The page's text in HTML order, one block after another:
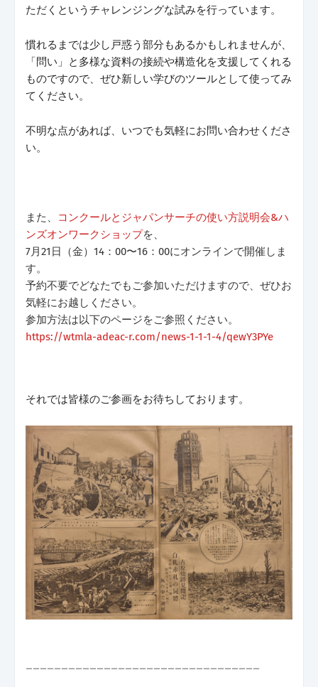
ただくというチャレンジングな試みを行っています。
慣れるまでは少し戸惑う部分もあるかもしれませんが、
「問い」と多様な資料の接続や構造化を支援してくれる
ものですので、ぜひ新しい学びのツールとして使ってみ
てください。
不明な点があれば、いつでも気軽にお問い合わせくださ
い。
また、
コンクールとジャパンサーチの使い方説明会&ハ
ンズオンワークショップを、
7月21日（金）14：00〜16：00にオンラインで開催しま
す。
予約不要でどなたでもご参加いただけますので、ぜひお
気軽にお越しください。
参加方法は以下のページをご参照ください。
https://wtmla-adeac-r.com/news-1-1-1-4/qewY3PYe
それでは皆様のご参画をお待ちしております。
ーーーーーーーーーーーーーーーーーーーーーーーーーーーーーーーーー